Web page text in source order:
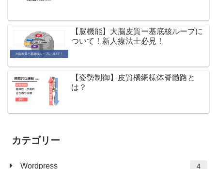
【脳機能】大脳皮質ー基底核ループに
ついて！新人療法士必見！
【姿勢制御】皮質橋網様体脊髄路と
は？
カテゴリー
Wordpress 4